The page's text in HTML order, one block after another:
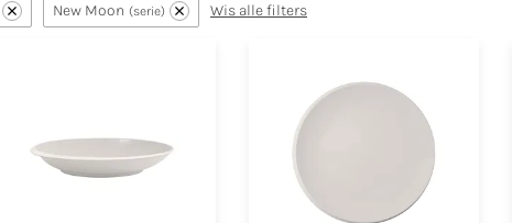
New Moon serie Wis alle filters